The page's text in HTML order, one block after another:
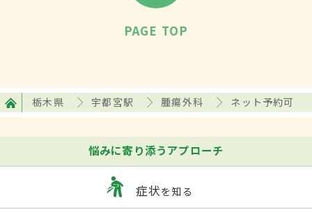
PAGE TOP
栃木県 宇都宮駅 腫瘍外科 ネット予約可
悩みに寄り添うアプローチ
症状を知る